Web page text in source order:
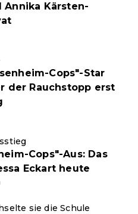
Annika Kärsten-
Cops"-Star
der Rauchstopp erst
Cops"-Aus: Das
Eckart heute
sie die Schule